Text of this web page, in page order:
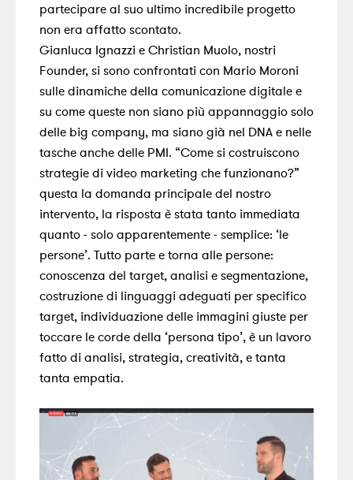
partecipare al suo ultimo incredibile progetto
non era affatto scontato.
Gianluca Ignazzi e Christian Muolo, nostri
Founder, si sono confrontati con Mario Moroni
sulle dinamiche della comunicazione digitale e
su come queste non siano più appannaggio solo
delle big company, ma siano già nel DNA e nelle
tasche anche delle PMI. “Come si costruiscono
strategie di video marketing che funzionano?”
questa la domanda principale del nostro
intervento, la risposta è stata tanto immediata
quanto - solo apparentemente - semplice: ‘le
persone’. Tutto parte e torna alle persone:
conoscenza del target, analisi e segmentazione,
costruzione di linguaggi adeguati per specifico
target, individuazione delle immagini giuste per
toccare le corde della ‘persona tipo’, è un lavoro
fatto di analisi, strategia, creatività, e tanta
tanta empatia.